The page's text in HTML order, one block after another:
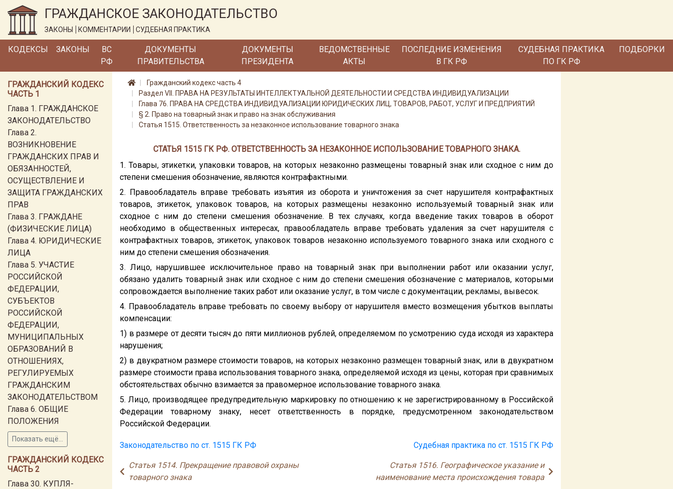
ГРАЖДАНСКОЕ ЗАКОНОДАТЕЛЬСТВО
ЗАКОНЫ КОММЕНТАРИИ СУДЕБНАЯ ПРАКТИКА
КОДЕКСЫ ЗАКОНЫ
ВС
РФ
ДОКУМЕНТЫ
ПРАВИТЕЛЬСТВА
ДОКУМЕНТЫ
ПРЕЗИДЕНТА
ВЕДОМСТВЕННЫЕ
АКТЫ
ПОСЛЕДНИЕ ИЗМЕНЕНИЯ
В ГК РФ
СУДЕБНАЯ ПРАКТИКА
ПО ГК РФ
ПОДБОРКИ
ГРАЖДАНСКИЙ КОДЕКС
ЧАСТЬ 1
Глава 1. ГРАЖДАНСКОЕ
ЗАКОНОДАТЕЛЬСТВО
Глава 2.
ВОЗНИКНОВЕНИЕ
ГРАЖДАНСКИХ ПРАВ И
ОБЯЗАННОСТЕЙ,
ОСУЩЕСТВЛЕНИЕ И
ЗАЩИТА ГРАЖДАНСКИХ
ПРАВ
Глава 3. ГРАЖДАНЕ
(ФИЗИЧЕСКИЕ ЛИЦА)
Глава 4. ЮРИДИЧЕСКИЕ
ЛИЦА
Глава 5. УЧАСТИЕ
РОССИЙСКОЙ
ФЕДЕРАЦИИ,
СУБЪЕКТОВ
РОССИЙСКОЙ
ФЕДЕРАЦИИ,
МУНИЦИПАЛЬНЫХ
ОБРАЗОВАНИЙ В
ОТНОШЕНИЯХ,
РЕГУЛИРУЕМЫХ
ГРАЖДАНСКИМ
ЗАКОНОДАТЕЛЬСТВОМ
Глава 6. ОБЩИЕ
ПОЛОЖЕНИЯ
Показать ещё...
ГРАЖДАНСКИЙ КОДЕКС
ЧАСТЬ 2
Глава 30. КУПЛЯ-
Гражданский кодекс часть 4
Раздел VII. ПРАВА НА РЕЗУЛЬТАТЫ ИНТЕЛЛЕКТУАЛЬНОЙ ДЕЯТЕЛЬНОСТИ И СРЕДСТВА ИНДИВИДУАЛИЗАЦИИ
Глава 76. ПРАВА НА СРЕДСТВА ИНДИВИДУАЛИЗАЦИИ ЮРИДИЧЕСКИХ ЛИЦ, ТОВАРОВ, РАБОТ, УСЛУГ И ПРЕДПРИЯТИЙ
§ 2. Право на товарный знак и право на знак обслуживания
Статья 1515. Ответственность за незаконное использование товарного знака
СТАТЬЯ 1515 ГК РФ. ОТВЕТСТВЕННОСТЬ ЗА НЕЗАКОННОЕ ИСПОЛЬЗОВАНИЕ ТОВАРНОГО ЗНАКА.
1. Товары, этикетки, упаковки товаров, на которых незаконно размещены товарный знак или сходное с ним до
степени смешения обозначение, являются контрафактными.
2. Правообладатель вправе требовать изъятия из оборота и уничтожения за счет нарушителя контрафактных
товаров, этикеток, упаковок товаров, на которых размещены незаконно используемый товарный знак или
сходное с ним до степени смешения обозначение. В тех случаях, когда введение таких товаров в оборот
необходимо в общественных интересах, правообладатель вправе требовать удаления за счет нарушителя с
контрафактных товаров, этикеток, упаковок товаров незаконно используемого товарного знака или сходного с
ним до степени смешения обозначения.
3. Лицо, нарушившее исключительное право на товарный знак при выполнении работ или оказании услуг,
обязано удалить товарный знак или сходное с ним до степени смешения обозначение с материалов, которыми
сопровождается выполнение таких работ или оказание услуг, в том числе с документации, рекламы, вывесок.
4. Правообладатель вправе требовать по своему выбору от нарушителя вместо возмещения убытков выплаты
компенсации:
1) в размере от десяти тысяч до пяти миллионов рублей, определяемом по усмотрению суда исходя из характера
нарушения;
2) в двукратном размере стоимости товаров, на которых незаконно размещен товарный знак, или в двукратном
размере стоимости права использования товарного знака, определяемой исходя из цены, которая при сравнимых
обстоятельствах обычно взимается за правомерное использование товарного знака.
5. Лицо, производящее предупредительную маркировку по отношению к не зарегистрированному в Российской
Федерации товарному знаку, несет ответственность в порядке, предусмотренном законодательством
Российской Федерации.
Законодательство по ст. 1515 ГК РФ Судебная практика по ст. 1515 ГК РФ
Статья 1514. Прекращение правовой охраны
товарного знака
Статья 1516. Географическое указание и
наименование места происхождения товара